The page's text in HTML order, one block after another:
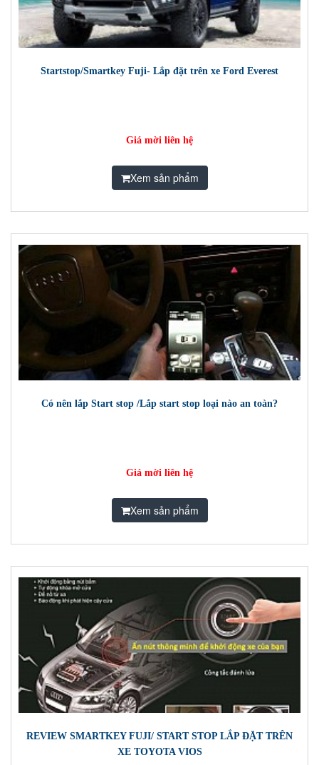
Startstop/Smartkey Fuji- Lắp đặt trên xe Ford Everest
Giá mời liên hệ
Xem sản phẩm
Có nên lắp Start stop /Lắp start stop loại nào an toàn?
Giá mời liên hệ
Xem sản phẩm
REVIEW SMARTKEY FUJI/ START STOP LẮP ĐẶT TRÊN
XE TOYOTA VIOS